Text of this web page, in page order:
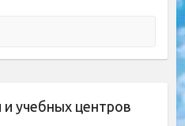
учебных центров